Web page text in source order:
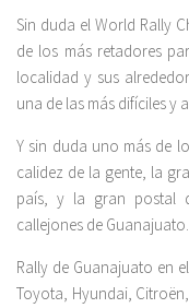
Sin duda el World Rally
de los más retadores
localidad y sus
una de las más difíciles y
Y sin duda uno más de
calidez de la gente, la
país, y la gran postal
callejones de Guanajuato.
Rally de Guanajuato en
Toyota, Hyundai,